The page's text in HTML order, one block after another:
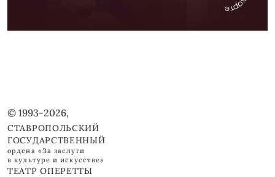
© 1993-2026,
СТАВРОПОЛЬСКИЙ
ГОСУДАРСТВЕННЫЙ
ордена «За заслуги
в культуре и искусстве»
ТЕАТР ОПЕРЕТТЫ